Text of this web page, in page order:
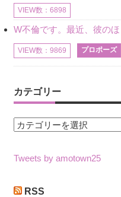
VIEW数：6898
VIEW数：9869 プロポーズ
カテゴリー
カ
ゴ
ー
Tweets by amotown25
RSS